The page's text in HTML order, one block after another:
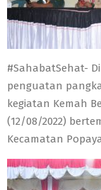
#SahabatSehat-
penguatan
kegiatan Kemah
(12/08/2022)
Kecamatan